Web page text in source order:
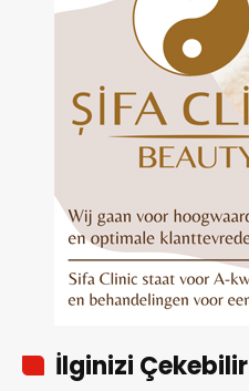
İlginizi Çekebilir